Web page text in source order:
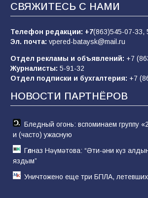
«Слухами Москву не
заявления Киева о
отчаяние, а не разведка
83 02.08.2026
Командовал боем до
60 05.08.2026
СВЯЖИТЕСЬ С НАМИ
Телефон редакции: +7(863)545-07-33,
Эл. почта: vpered-bataysk@mail.ru
Отдел рекламы и объявлений: +7
Журналисты: 5-91-32
Отдел подписки и бухгалтерия: +7
НОВОСТИ ПАРТНЁРОВ
Бледный огонь: вспоминаем группу
и (часто) ужасную
Гөлназ Нәүмәтова: “Әти-әни күз
яздым”
Уничтожено еще три БПЛА,